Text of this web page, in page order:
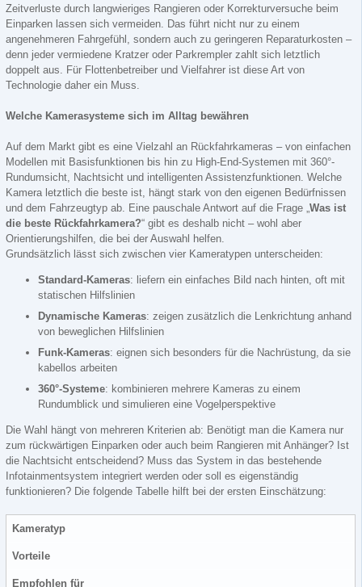
Zeitverluste durch langwieriges Rangieren oder Korrekturversuche beim
Einparken lassen sich vermeiden. Das führt nicht nur zu einem
angenehmeren Fahrgefühl, sondern auch zu geringeren Reparaturkosten –
denn jeder vermiedene Kratzer oder Parkrempler zahlt sich letztlich
doppelt aus. Für Flottenbetreiber und Vielfahrer ist diese Art von
Technologie daher ein Muss.
Welche Kamerasysteme sich im Alltag bewähren
Auf dem Markt gibt es eine Vielzahl an Rückfahrkameras – von einfachen
Modellen mit Basisfunktionen bis hin zu High-End-Systemen mit 360°-
Rundumsicht, Nachtsicht und intelligenten Assistenzfunktionen. Welche
Kamera letztlich die beste ist, hängt stark von den eigenen Bedürfnissen
und dem Fahrzeugtyp ab. Eine pauschale Antwort auf die Frage „Was ist
die beste Rückfahrkamera?“ gibt es deshalb nicht – wohl aber
Orientierungshilfen, die bei der Auswahl helfen.
Grundsätzlich lässt sich zwischen vier Kameratypen unterscheiden:
Standard-Kameras: liefern ein einfaches Bild nach hinten, oft mit
statischen Hilfslinien
Dynamische Kameras: zeigen zusätzlich die Lenkrichtung anhand
von beweglichen Hilfslinien
Funk-Kameras: eignen sich besonders für die Nachrüstung, da sie
kabellos arbeiten
360°-Systeme: kombinieren mehrere Kameras zu einem
Rundumblick und simulieren eine Vogelperspektive
Die Wahl hängt von mehreren Kriterien ab: Benötigt man die Kamera nur
zum rückwärtigen Einparken oder auch beim Rangieren mit Anhänger? Ist
die Nachtsicht entscheidend? Muss das System in das bestehende
Infotainmentsystem integriert werden oder soll es eigenständig
funktionieren? Die folgende Tabelle hilft bei der ersten Einschätzung:
Kameratyp
Vorteile
Empfohlen für